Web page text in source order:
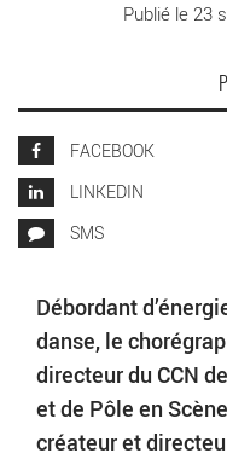
Publié le 23
FACEBOOK
LINKEDIN
SMS
Débordant
danse, le
directeur du CCN
et de Pôle en
créateur et